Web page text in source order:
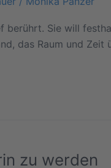
Sie will
das Raum und Zeit
zu werden